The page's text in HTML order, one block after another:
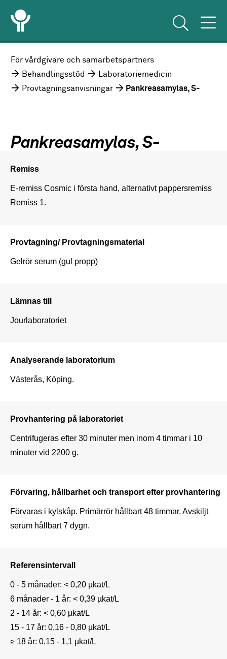
För vårdgivare och samarbetspartners
Behandlingsstöd
Laboratoriemedicin
Provtagningsanvisningar
Pankreasamylas, S-
Pankreasamylas, S-
Remiss
E-remiss Cosmic i första hand, alternativt pappersremiss
Remiss 1.
Provtagning/ Provtagningsmaterial
Gelrör serum (gul propp)
Lämnas till
Jourlaboratoriet
Analyserande laboratorium
Västerås, Köping.
Provhantering på laboratoriet
Centrifugeras efter 30 minuter men inom 4 timmar i 10
minuter vid 2200 g.
Förvaring, hållbarhet och transport efter provhantering
Förvaras i kylskåp. Primärrör hållbart 48 timmar. Avskiljt
serum hållbart 7 dygn.
Referensintervall
0 - 5 månader: < 0,20 µkat/L
6 månader - 1 år: < 0,39 µkat/L
2 - 14 år: < 0,60 µkat/L
15 - 17 år: 0,16 - 0,80 µkat/L